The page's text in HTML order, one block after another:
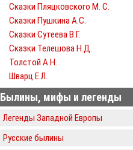
Сказки Пляцковского М. С.
Сказки Пушкина А.С.
Сказки Сутеева В.Г.
Сказки Телешова Н.Д.
Толстой А.Н.
Шварц Е.Л.
Былины, мифы и легенды
Легенды Западной Европы
Русские былины